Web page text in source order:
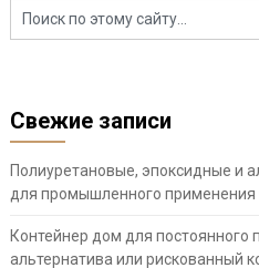
Свежие записи
Полиуретановые, эпоксидные и
для промышленного применения
Контейнер дом для постоянного
альтернатива или рискованный